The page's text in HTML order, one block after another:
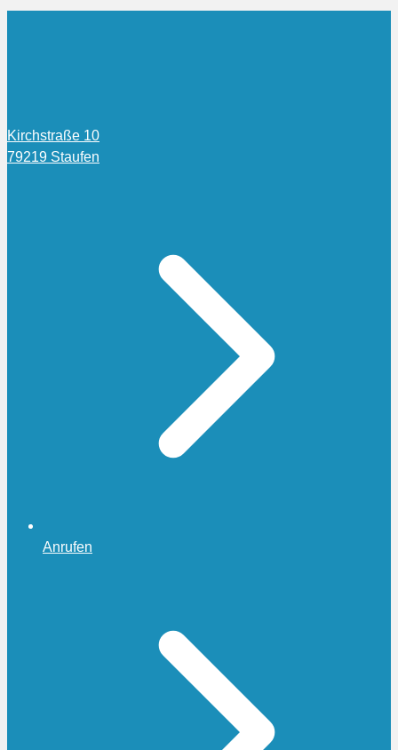
Kirchstraße 10
79219 Staufen
Anrufen